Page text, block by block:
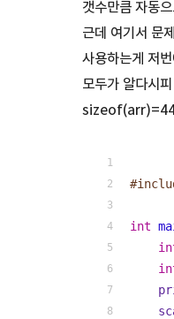
갯수만큼 자동
근데 여기서 문
사용하는게 저
모두가 알다시
sizeof(arr)=44
#
int